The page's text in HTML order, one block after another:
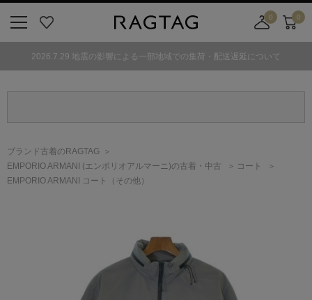
気
0
舗
カ
0
2026.7.29 地震の影響による一部地域での集荷・配送遅延について
ブランド古着のRAGTAG
EMPORIO ARMANI
(エンポリオアルマーニ)の古着・中古
コート
EMPORIO ARMANI コート（その他）